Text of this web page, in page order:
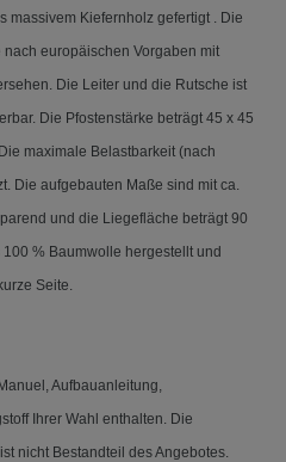
massivem Kiefernholz gefertigt . Die
europäischen Vorgaben mit
Die Leiter und die Rutsche ist
Die Pfostenstärke beträgt 45 x 45
maximale Belastbarkeit (nach
Die aufgebauten Maße sind mit ca.
und die Liegefläche beträgt 90
% Baumwolle hergestellt und
Seite.
Aufbauanleitung,
Ihrer Wahl enthalten. Die
nicht Bestandteil des Angebotes.